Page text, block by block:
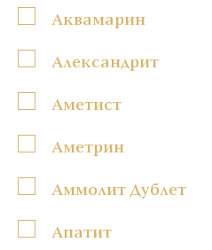
Аквамарин
Александрит
Аметист
Аметрин
Аммолит Дублет
Апатит